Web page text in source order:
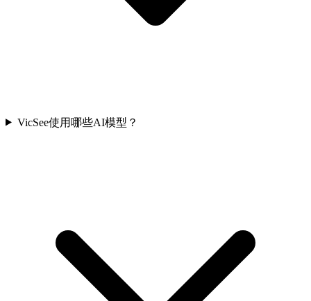
VicSee使用哪些AI模型？